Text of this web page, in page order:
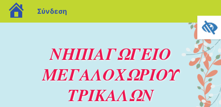
ΝΗΠΙΑΓΩΓΕΙΟ
ΜΕΓΑΛΟΧΩΡΙΟΥ
ΤΡΙΚΑΛΩΝ
blogs.sch.gr
Σύνδεση